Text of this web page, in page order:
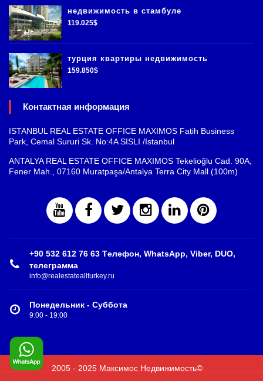
недвижимость в стамбуле
119.025$
турция квартиры недвижимость
159.850$
Контактная информация
ISTANBUL REAL ESTATE OFFICE MAXIMOS Fatih Business
Park, Cemal Sururi Sk. No:4A SISLI /Istanbul
ANTALYA REAL ESTATE OFFICE MAXIMOS Tekelioğlu Cad. 90A,
Fener Mah., 07160 Muratpaşa/Antalya Terra City Mall (100m)
+90 532 612 76 63 Tелефон, WhatsApp, Viber, DUO,
телеграмма
info@realestateallturkey.ru
Понедельник - Суббота
9:00 - 19:00
2005 - 2025 Максимос Недвижимость©